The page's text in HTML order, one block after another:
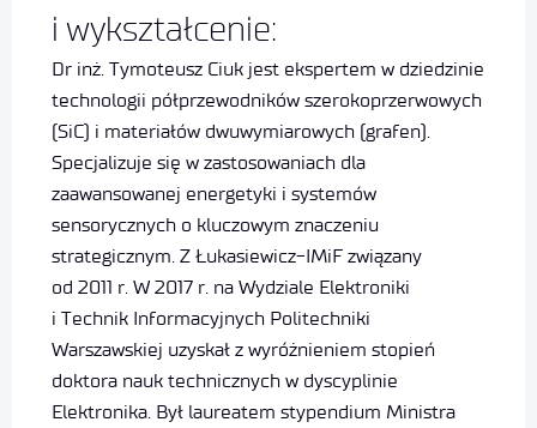
i wykształcenie:
Dr inż. Tymoteusz Ciuk jest ekspertem w dziedzinie
technologii półprzewodników szerokoprzerwowych
(SiC) i materiałów dwuwymiarowych (grafen).
Specjalizuje się w zastosowaniach dla
zaawansowanej energetyki i systemów
sensorycznych o kluczowym znaczeniu
strategicznym. Z Łukasiewicz-IMiF związany
od 2011 r. W 2017 r. na Wydziale Elektroniki
i Technik Informacyjnych Politechniki
Warszawskiej uzyskał z wyróżnieniem stopień
doktora nauk technicznych w dyscyplinie
Elektronika. Był laureatem stypendium Ministra